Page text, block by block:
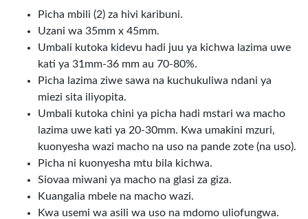
Picha mbili (2) za hivi karibuni.
Uzani wa 35mm x 45mm.
Umbali kutoka kidevu hadi juu ya kichwa lazima uwe
kati ya 31mm-36 mm au 70-80%.
Picha lazima ziwe sawa na kuchukuliwa ndani ya
miezi sita iliyopita.
Umbali kutoka chini ya picha hadi mstari wa macho
lazima uwe kati ya 20-30mm. Kwa umakini mzuri,
kuonyesha wazi macho na uso na pande zote (na uso).
Picha ni kuonyesha mtu bila kichwa.
Siovaa miwani ya macho na glasi za giza.
Kuangalia mbele na macho wazi.
Kwa usemi wa asili wa uso na mdomo uliofungwa.